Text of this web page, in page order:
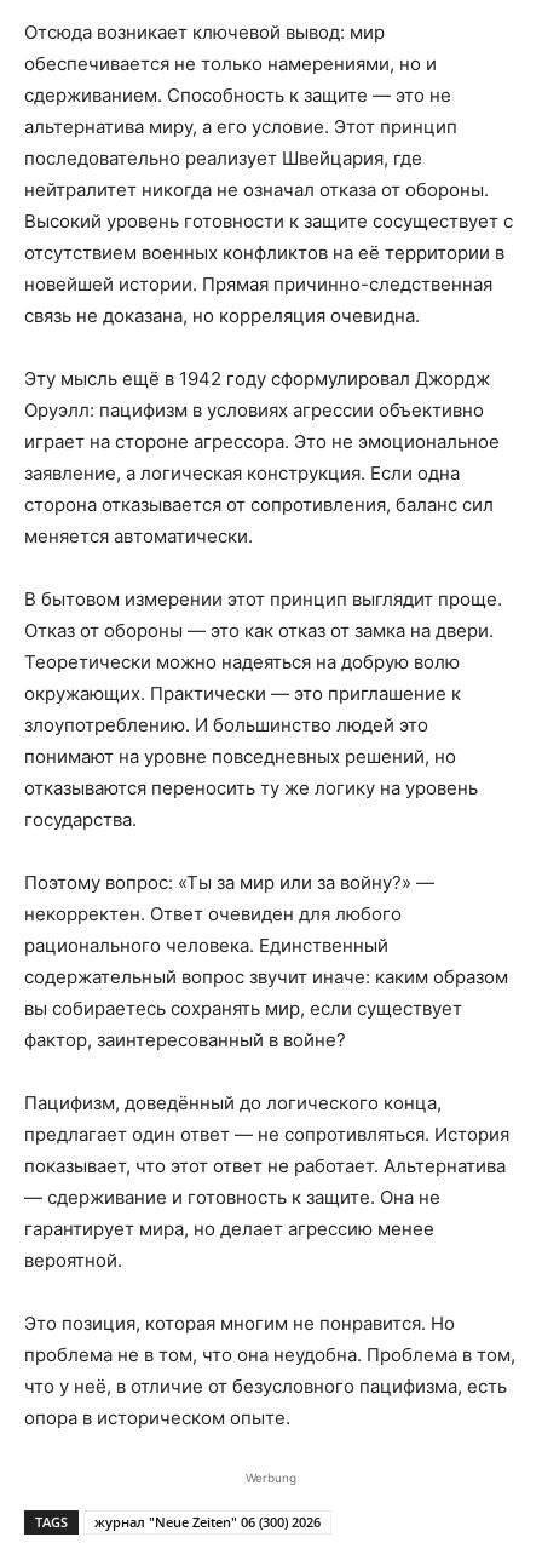
Отсюда возникает ключевой вывод: мир
обеспечивается не только намерениями, но и
сдерживанием. Спо­­собность к защите — это не
альтернатива миру, а его условие. Этот принцип
последовательно реализует Швей­­цария, где
нейтралитет никогда не означал отказа от обороны.
Высокий уровень готовности к защите сосуществует с
отсутствием военных конфликтов на её территории в
новейшей истории. Прямая причинно-следственная
связь не доказана, но корреляция очевидна.
Эту мысль ещё в 1942 году сформулировал Джордж
Оруэлл: пацифизм в условиях агрессии объективно
играет на стороне агрессора. Это не эмоциональное
заявление, а логическая конструкция. Если одна
сторона отказывается от сопротивления, баланс сил
меняется автоматически.
В бытовом измерении этот принцип выглядит проще.
Отказ от обороны — это как отказ от замка на двери.
Теоретически можно надеяться на добрую волю
окружающих. Практически — это приглашение к
злоупотреблению. И большинство людей это
понимают на уровне повседневных решений, но
отказываются переносить ту же логику на уровень
государства.
Поэтому вопрос: «Ты за мир или за войну?» —
некорректен. Ответ очевиден для любого
рационального человека. Единственный
содержательный вопрос звучит иначе: каким образом
вы собираетесь сохранять мир, если существует
фактор, заинтересованный в войне?
Пацифизм, доведённый до логического конца,
предлагает один ответ — не сопротивляться. История
показывает, что этот ответ не работает. Альтернатива
— сдерживание и готовность к защите. Она не
гарантирует мира, но делает агрессию менее
вероятной.
Это позиция, которая многим не понравится. Но
проблема не в том, что она неудобна. Проблема в том,
что у неё, в отличие от безусловного пацифизма, есть
опора в историческом опыте.
Werbung
TAGS журнал "Neue Zeiten" 06 (300) 2026